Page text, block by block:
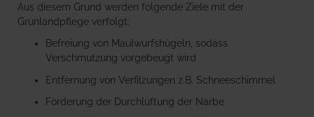
Aus diesem Grund werden folgende Ziele mit der
Grünlandpflege verfolgt:
Befreiung von Maulwurfshügeln, sodass
Verschmutzung vorgebeugt wird
Entfernung von Verfilzungen z.B. Schneeschimmel
Förderung der Durchlüftung der Narbe